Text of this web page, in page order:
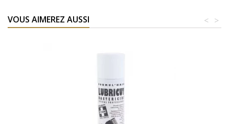
VOUS AIMEREZ AUSSI >
<